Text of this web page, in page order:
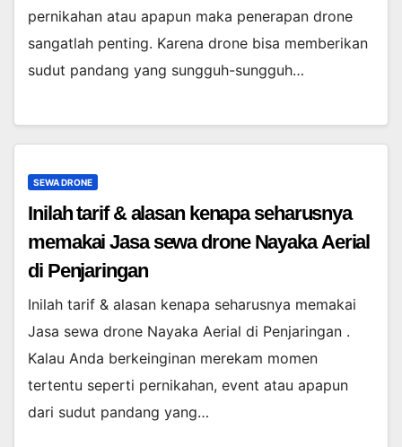
pernikahan atau apapun maka penerapan drone
sangatlah penting. Karena drone bisa memberikan
sudut pandang yang sungguh-sungguh…
SEWA DRONE
Inilah tarif & alasan kenapa seharusnya
memakai Jasa sewa drone Nayaka Aerial
di Penjaringan
Inilah tarif & alasan kenapa seharusnya memakai
Jasa sewa drone Nayaka Aerial di Penjaringan .
Kalau Anda berkeinginan merekam momen
tertentu seperti pernikahan, event atau apapun
dari sudut pandang yang…